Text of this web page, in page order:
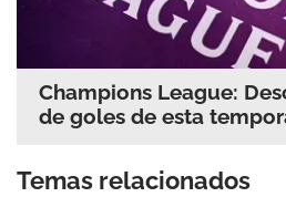
Champions League:
de goles de esta
Temas relacionados